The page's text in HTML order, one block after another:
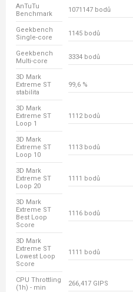
AnTuTu
Benchmark
1071147 bodů
Geekbench
Single-core
1145 bodů
Geekbench
Multi-core
3334 bodů
3D Mark
Extreme ST
stabilita
99,6 %
3D Mark
Extreme ST
Loop 1
1112 bodů
3D Mark
Extreme ST
Loop 10
1113 bodů
3D Mark
Extreme ST
Loop 20
1111 bodů
3D Mark
Extreme ST
Best Loop
Score
1116 bodů
3D Mark
Extreme ST
Lowest Loop
Score
1111 bodů
CPU Throttling
(1h) - min
266,417 GIPS